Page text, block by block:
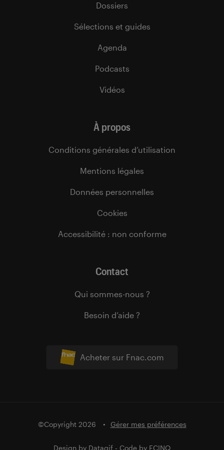
Acheter sur Fnac.com
Dossiers
Sélections et guides
Agenda
Podcasts
Vidéos
À propos
Conditions générales d’utilisation
Mentions légales
Données personnelles
Cookies
Accessibilité : non conforme
Contact
Qui sommes-nous ?
Besoin d’aide ?
©Copyright 2026 Gérer mes préférences
Design by Datagif - Code by FCINQ